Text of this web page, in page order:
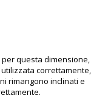
questa dimensione,
correttamente,
rimangono inclinati e